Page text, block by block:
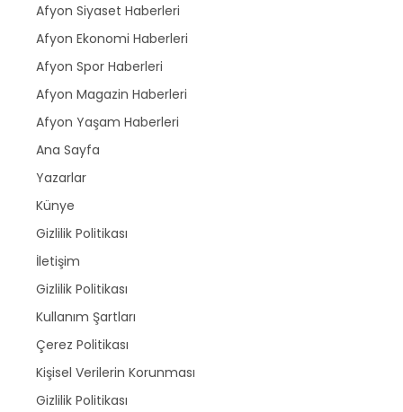
Afyon Siyaset Haberleri
Afyon Ekonomi Haberleri
Afyon Spor Haberleri
Afyon Magazin Haberleri
Afyon Yaşam Haberleri
Ana Sayfa
Yazarlar
Künye
Gizlilik Politikası
İletişim
Gizlilik Politikası
Kullanım Şartları
Çerez Politikası
Kişisel Verilerin Korunması
Gizlilik Politikası